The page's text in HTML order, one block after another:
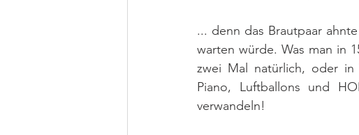
... denn das Brautpaar
warten würde. Was man in
zwei Mal natürlich, oder in
Piano, Luftballons und
verwandeln!